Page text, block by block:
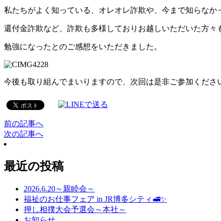
私たちがよく知っている、オレオレ詐欺や、今まで知らなか
還付金詐欺など、詐欺も多様しておりお越しいただいた方々
勉強になったとのご感想をいただきました。
今後も取り組んでまいりますので、次回は是非ご参加くださ
前の記事へ
次の記事へ
最近の投稿
2026.6.20～親睦会～
福祉のお仕事フェア in JR博多シティ🚅✨
押し相撲大会予選会～本社～